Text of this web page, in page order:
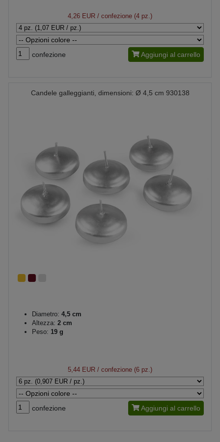
4,26 EUR / confezione (4 pz.)
confezione Aggiungi al carrello
Candele galleggianti, dimensioni: Ø 4,5 cm 930138
Diametro: 4,5 cm
Altezza: 2 cm
Peso: 19 g
5,44 EUR / confezione (6 pz.)
confezione Aggiungi al carrello